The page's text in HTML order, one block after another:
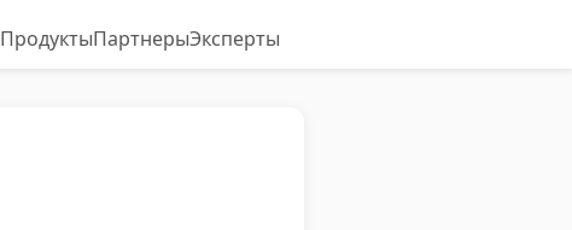
ПродуктыПартнерыЭксперты